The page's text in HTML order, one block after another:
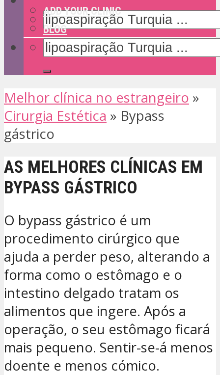
ADD YOUR CLINIC
BLOG
Melhor clínica no estrangeiro »
Cirurgia Estética » Bypass
gástrico
AS MELHORES CLÍNICAS EM
BYPASS GÁSTRICO
O bypass gástrico é um
procedimento cirúrgico que
ajuda a perder peso, alterando a
forma como o estômago e o
intestino delgado tratam os
alimentos que ingere. Após a
operação, o seu estômago ficará
mais pequeno. Sentir-se-á menos
doente e menos cómico.